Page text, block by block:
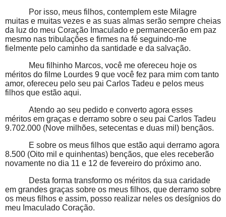
Por isso, meus filhos, contemplem este Milagre
muitas e muitas vezes e as suas almas serão sempre cheias
da luz do meu Coração Imaculado e permanecerão em paz
mesmo nas tribulações e firmes na fé seguindo-me
fielmente pelo caminho da santidade e da salvação.
Meu filhinho Marcos, você me ofereceu hoje os
méritos do filme Lourdes 9 que você fez para mim com tanto
amor, ofereceu pelo seu pai Carlos Tadeu e pelos meus
filhos que estão aqui.
Atendo ao seu pedido e converto agora esses
méritos em graças e derramo sobre o seu pai Carlos Tadeu
9.702.000 (Nove milhões, setecentas e duas mil) bençãos.
E sobre os meus filhos que estão aqui derramo agora
8.500 (Oito mil e quinhentas) bençãos, que eles receberão
novamente no dia 11 e 12 de fevereiro do próximo ano.
Desta forma transformo os méritos da sua caridade
em grandes graças sobre os meus filhos, que derramo sobre
os meus filhos e assim, posso realizar neles os desígnios do
meu Imaculado Coração.